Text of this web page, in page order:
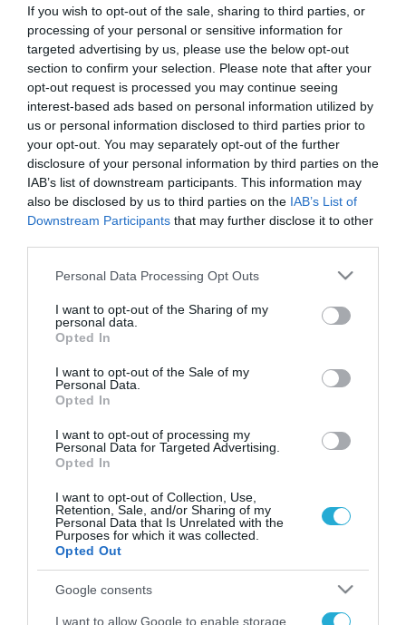
If you wish to opt-out of the sale, sharing to third parties, or
processing of your personal or sensitive information for
targeted advertising by us, please use the below opt-out
section to confirm your selection. Please note that after your
opt-out request is processed you may continue seeing
interest-based ads based on personal information utilized by
us or personal information disclosed to third parties prior to
your opt-out. You may separately opt-out of the further
disclosure of your personal information by third parties on the
IAB’s list of downstream participants. This information may
also be disclosed by us to third parties on the IAB’s List of
Downstream Participants that may further disclose it to other
Please note that this website/app uses one or more Google
not limited to your visit or usage behaviour. You may click to
grant or deny consent to Google and its third-party tags to
use your data for below specified purposes in below Google
consent section.
Personal Data Processing Opt Outs
I want to opt-out of the Sharing of my
personal data.
Opted In
I want to opt-out of the Sale of my
Personal Data.
Opted In
I want to opt-out of processing my
Personal Data for Targeted Advertising.
Opted In
I want to opt-out of Collection, Use,
Retention, Sale, and/or Sharing of my
Personal Data that Is Unrelated with the
Purposes for which it was collected.
Opted Out
Google consents
I want to allow Google to enable storage
αξιοπιστία οι ανάγκες, οι νέες λειτουργικότητες
και υπηρεσίες της Διεύθυνσης Διαχείρισης
Εθνικού Αρχείου Μνημείων […]
ΡΟΗ ΕΙΔΗΣΕΩΝ
Το χρηματοδοτούμενο
από την ΕΕ έργο “The